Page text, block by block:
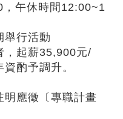
午休時間12:00~1
舉行活動
，起薪35,900元/
酌予調升。
應徵〔專職計畫